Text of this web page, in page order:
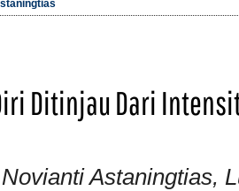
Ditinjau Dari
Astaningtias,